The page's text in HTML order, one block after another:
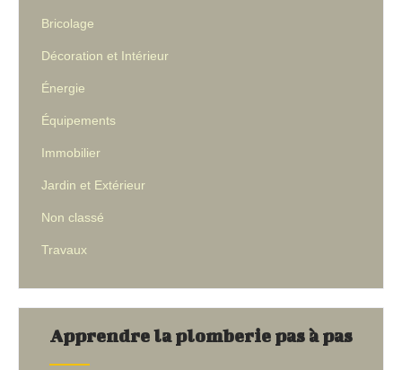
Bricolage
Décoration et Intérieur
Énergie
Équipements
Immobilier
Jardin et Extérieur
Non classé
Travaux
Apprendre la plomberie pas à pas